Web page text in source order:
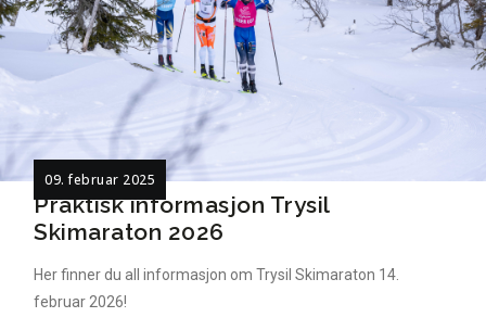
09. februar 2025
Praktisk informasjon Trysil
Skimaraton 2026
Her finner du all informasjon om Trysil Skimaraton 14.
februar 2026!